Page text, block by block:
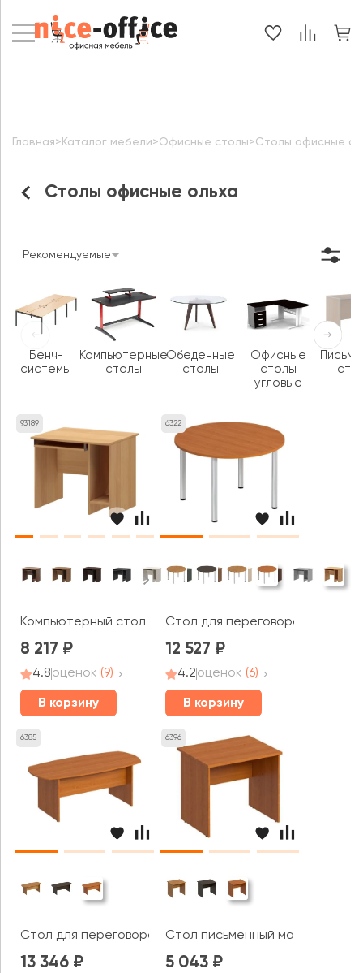
Столы офисные ольха
Главная> Каталог мебели>Офисные столы>Столы офисные
Рекомендуемые
93189
Компьютерный стол А-012 Арго
8 217
4.8оценок (9)
В корзину
6322
Стол для переговоров
12 527
4.2оценок (6)
В корзину
6385
Стол для переговоров ФР 154 Formula
13 346
6396
Стол письменный малый ФР 104
5 043
Бенч-
системы
Компьютерные
столы
Обеденные
столы
Офисные
столы
угловые